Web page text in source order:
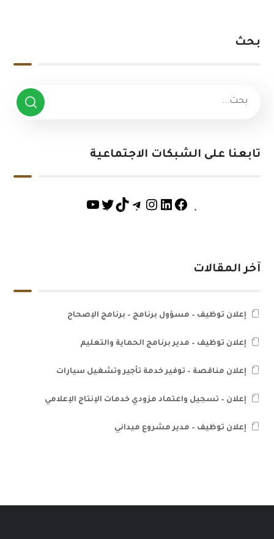
بحث
تابعنا على الشبكات الاجتماعية
آخر المقالات
إعلان توظيف – مسؤول برنامج – برنامج الإصحاح
إعلان توظيف – مدير برنامج الحماية والتعليم
إعلان مناقصة – توفير خدمة تأجير وتشغيل سيارات
إعلان – تسجيل واعتماد مزودي خدمات الإنتاج الإعلامي
إعلان توظيف – مدير مشروع ميداني